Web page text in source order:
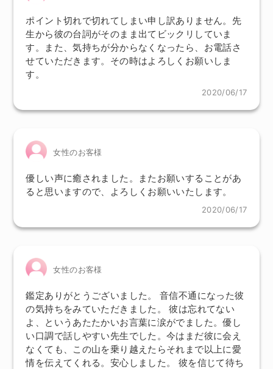
ポイント切れで切れてしまい申し訳ありません。先
生から彼の台詞がそのまま出てビックリしていま
す。また、気持ちが分からなくなったら、お電話さ
せていただきます。その時はよろしくお願いしま
す。
2020/06/17
女性のお客様
優しい声に癒されました。またお願いすることがあ
ると思いますので、よろしくお願いいたします。
2020/06/17
女性のお客様
鑑定ありがとうございました。 音信不通になった彼
の気持ちをみていただきました。 彼は忘れてない
よ、というあたたかいお言葉に涙がでました。優し
い口調で話しやすい先生でした。今はまだ彼に会え
なくても、この山を乗り越えたらそれまで以上に愛
情を伝えてくれる。安心しました。 彼を信じて待ち